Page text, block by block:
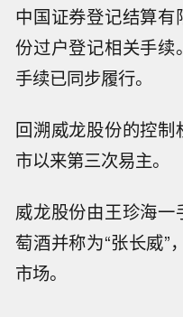
中国证券登记结算
份过户登记相关手
手续已同步履行。
回溯威龙股份的控
市以来第三次易主。
威龙股份由王珍海
萄酒并称为“张长威”
市场。